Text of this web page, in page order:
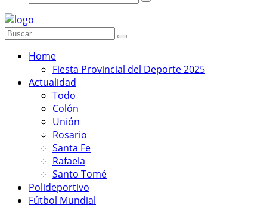
Home
Fiesta Provincial del Deporte 2025
Actualidad
Todo
Colón
Unión
Rosario
Santa Fe
Rafaela
Santo Tomé
Polideportivo
Fútbol Mundial